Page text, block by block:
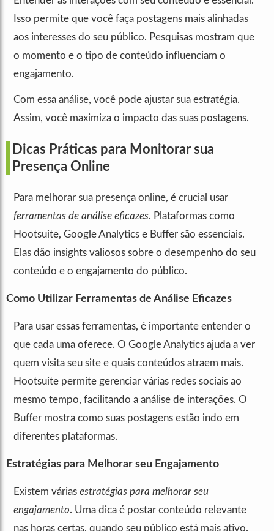
Isso permite que você faça postagens mais alinhadas
aos interesses do seu público. Pesquisas mostram que
o momento e o tipo de conteúdo influenciam o
engajamento.
Com essa análise, você pode ajustar sua estratégia.
Assim, você maximiza o impacto das suas postagens.
Dicas Práticas para Monitorar sua
Presença Online
Para melhorar sua presença online, é crucial usar
ferramentas de análise eficazes. Plataformas como
Hootsuite, Google Analytics e Buffer são essenciais.
Elas dão insights valiosos sobre o desempenho do seu
conteúdo e o engajamento do público.
Como Utilizar Ferramentas de Análise Eficazes
Para usar essas ferramentas, é importante entender o
que cada uma oferece. O Google Analytics ajuda a ver
quem visita seu site e quais conteúdos atraem mais.
Hootsuite permite gerenciar várias redes sociais ao
mesmo tempo, facilitando a análise de interações. O
Buffer mostra como suas postagens estão indo em
diferentes plataformas.
Estratégias para Melhorar seu Engajamento
Existem várias estratégias para melhorar seu
engajamento. Uma dica é postar conteúdo relevante
nas horas certas, quando seu público está mais ativo.